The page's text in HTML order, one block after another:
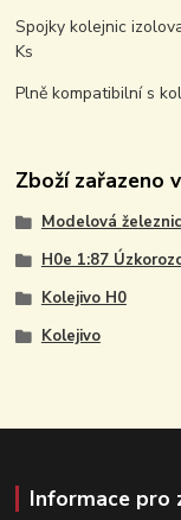
Spojky kolejnic
Ks
Plně kompatibilní s
Zboží zařazeno
Modelová
H0e 1:87
Kolejivo H0
Kolejivo
Informace pro